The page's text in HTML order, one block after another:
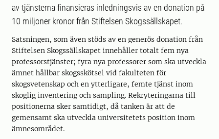
av tjänsterna finansieras inledningsvis av en donation på
10 miljoner kronor från Stiftelsen Skogssällskapet.
Satsningen, som även stöds av en generös donation från
Stiftelsen Skogssällskapet innehåller totalt fem nya
professorstjänster; fyra nya professorer som ska utveckla
ämnet hållbar skogsskötsel vid fakulteten för
skogsvetenskap och en ytterligare, femte tjänst inom
skoglig inventering och sampling. Rekryteringarna till
positionerna sker samtidigt, då tanken är att de
gemensamt ska utveckla universitetets position inom
ämnesområdet.